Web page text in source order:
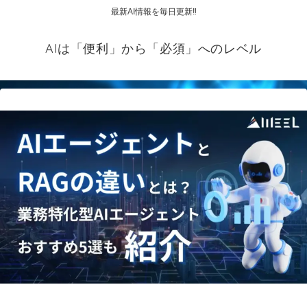
最新AI情報を毎日更新‼
AIは「便利」から「必須」へのレベル